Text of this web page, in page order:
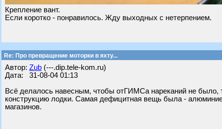
Крепление вант.
Если коротко - понравилось. Жду выходных с нетерпением.
Re: Про превращение моторки в яхту...
Автор: Zub (---.dip.tele-kom.ru)
Дата: 31-08-04 01:13
Всё делалось навесным, чтобы отГИМСа нареканий не было,
конструкцию лодки. Самая дефицитная вещь была -
магазинов.